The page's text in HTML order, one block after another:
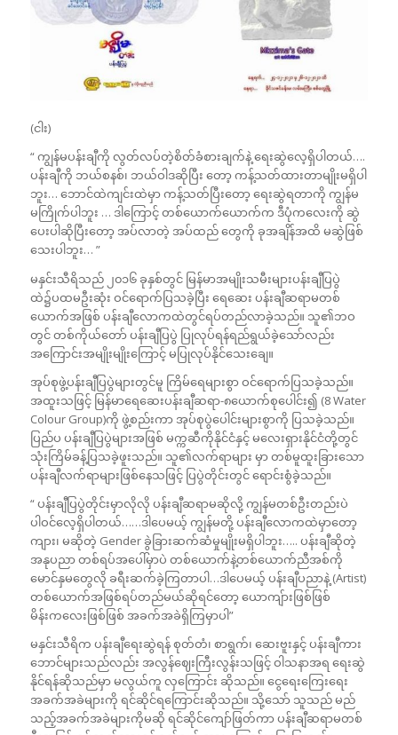
(ငါး)
“ ကျွန်မပန်းချီကို လွတ်လပ်တဲ့စိတ်ခံစားချက်နဲ့ ရေးဆွဲလေ့ရှိပါတယ်….
ပန်းချီကို ဘယ်စနစ်၊ ဘယ်ဝါဒဆိုပြီး တော့ ကန့်သတ်ထားတာမျိုးမရှိပါ
ဘူး… ဘောင်ထဲကျင်းထဲမှာ ကန့်သတ်ပြီးတော့ ရေးဆွဲရတာကို ကျွန်မ
မကြိုက်ပါဘူး … ဒါကြောင့် တစ်ယောက်ယောက်က ဒီပုံကလေးကို ဆွဲ
ပေးပါဆိုပြီးတော့ အပ်လာတဲ့ အပ်ထည် တွေကို ခုအချိန်အထိ မဆွဲဖြစ်
သေးပါဘူး… ”
မနှင်းသီရိသည် ၂၀၁၆ ခုနှစ်တွင် မြန်မာအမျိုးသမီးများပန်းချီပြပွဲ
ထဲ၌ပထမဦးဆုံး ဝင်ရောက်ပြသခဲ့ပြီး ရေဆေး ပန်းချီဆရာမတစ်
ယောက်အဖြစ် ပန်းချီလောကထဲတွင်ရပ်တည်လာခဲ့သည်။ သူ၏ဘဝ
တွင် တစ်ကိုယ်တော် ပန်းချီပြပွဲ ပြုလုပ်ရန်ရည်ရွယ်ခဲ့သော်လည်း
အကြောင်းအမျိုးမျိုးကြောင့် မပြုလုပ်နိုင်သေးချေ။
အုပ်စုဖွဲ့ပန်းချီပြပွဲများတွင်မူ ကြိမ်ရေများစွာ ဝင်ရောက်ပြသခဲ့သည်။
အထူးသဖြင့် မြန်မာရေဆေးပန်းချီဆရာ-၈ယောက်စုပေါင်း၍ (8 Water
Colour Group)ကို ဖွဲ့စည်းကာ အုပ်စုပွဲပေါင်းများစွာကို ပြသခဲ့သည်။
ပြည်ပ ပန်းချီပြပွဲများအဖြစ် မက္ကဆီကိုနိုင်ငံနှင့် မလေးရှားနိုင်ငံတို့တွင်
သုံးကြိမ်ခန့်ပြသခဲ့ဖူးသည်။ သူ၏လက်ရာများ မှာ တစ်မူထူးခြားသော
ပန်းချီလက်ရာများဖြစ်နေသဖြင့် ပြပွဲတိုင်းတွင် ရောင်းစွံခဲ့သည်။
“ ပန်းချီပြပွဲတိုင်းမှာလိုလို ပန်းချီဆရာမဆိုလို့ ကျွန်မတစ်ဦးတည်းပဲ
ပါဝင်လေ့ရှိပါတယ်……ဒါပေမယ့် ကျွန်မတို့ ပန်းချီလောကထဲမှာတော့
ကျား၊ မဆိုတဲ့ Gender ခွဲခြားဆက်ဆံမှုမျိုးမရှိပါဘူး….. ပန်းချီဆိုတဲ့
အနုပညာ တစ်ရပ်အပေါ်မှာပဲ တစ်ယောက်နဲ့တစ်ယောက်ညီအစ်ကို
မောင်နှမတွေလို ခရီးဆက်ခဲ့ကြတာပါ…ဒါပေမယ့် ပန်းချီပညာနဲ့ (Artist)
တစ်ယောက်အဖြစ်ရပ်တည်မယ်ဆိုရင်တော့ ယောကျ်ားဖြစ်ဖြစ်
မိန်းကလေးဖြစ်ဖြစ် အခက်အခဲရှိကြမှာပါ”
မနှင်းသီရိက ပန်းချီရေးဆွဲရန် စုတ်တံ၊ စာရွက်၊ ဆေးဗူးနှင့် ပန်းချီကား
ဘောင်များသည်လည်း အလွန်ဈေးကြီးလွန်းသဖြင့် ဝါသနာအရ ရေးဆွဲ
နိုင်ရန်ဆိုသည်မှာ မလွယ်ကူ လှကြောင်း ဆိုသည်။ ငွေရေးကြေးရေး
အခက်အခဲများကို ရင်ဆိုင်ရကြောင်းဆိုသည်။ သို့သော် သူသည် မည်
သည့်အခက်အခဲများကိုမဆို ရင်ဆိုင်ကျော်ဖြတ်ကာ ပန်းချီဆရာမတစ်